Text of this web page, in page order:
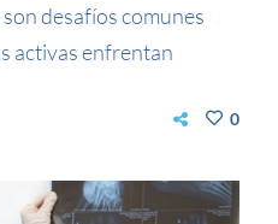
desafíos comunes
activas enfrentan
0